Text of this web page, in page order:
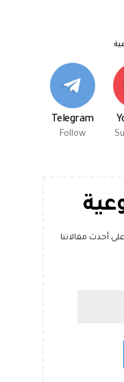
Telegram
Follow
أحدث مقالاتنا